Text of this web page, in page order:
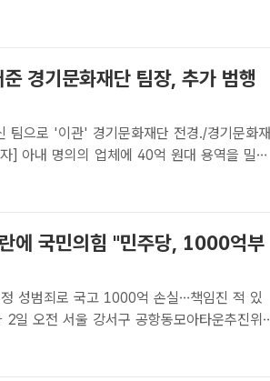
원의 비리(<더팩트> 3월 25일 보도)와 관련
경기문화재단 팀장, 추가 범행
화재단 전경./경기문화재
] 아내 명의의 업체에 40억 원대 용역을 밀어
하면서 자리를 옮기게 되자 해당 업무를 자신
에 국민의힘 "민주당, 1000억부
정 성범죄로 국고 1000억 손실…책임진 적 있
서 인사말을 하고 있다. /뉴시스[더팩트ㅣ국회